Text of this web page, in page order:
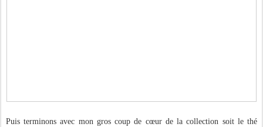
Puis terminons avec mon gros coup de cœur de la collection soit le thé